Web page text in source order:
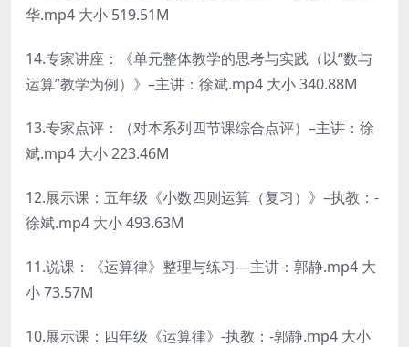
华.mp4 大小 519.51M
14.专家讲座：《单元整体教学的思考与实践（以“数与
运算”教学为例）》–主讲：徐斌.mp4 大小 340.88M
13.专家点评：（对本系列四节课综合点评）–主讲：徐
斌.mp4 大小 223.46M
12.展示课：五年级《小数四则运算（复习）》–执教：-
徐斌.mp4 大小 493.63M
11.说课：《运算律》整理与练习—主讲：郭静.mp4 大
小 73.57M
10.展示课：四年级《运算律》-执教：-郭静.mp4 大小